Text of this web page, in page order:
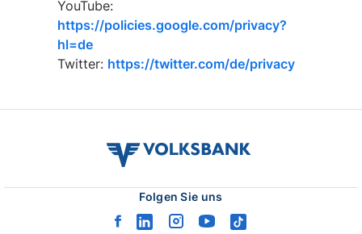
volksbank
Folgen Sie uns
facebook
linkedininstagram
youtubetiktok